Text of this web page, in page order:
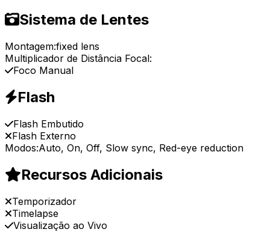
Sistema de Lentes
Montagem:fixed lens
Multiplicador de Distância Focal:
Foco Manual
Flash
Flash Embutido
Flash Externo
Modos:Auto, On, Off, Slow sync, Red-eye reduction
Recursos Adicionais
Temporizador
Timelapse
Visualização ao Vivo